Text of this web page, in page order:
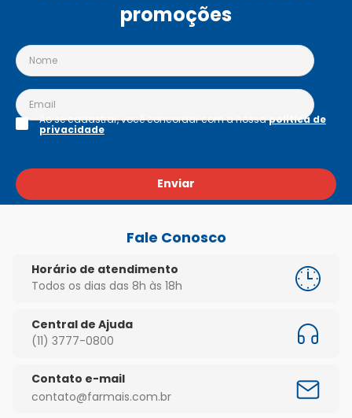
promoções
Enviar
Ao se cadastrar, você concordar com a nossapolítica de
privacidade
Fale Conosco
Horário de atendimento
Todos os dias das 8h às 18h
Central de Ajuda
(11) 3777-0800
Contato e-mail
contato@farmais.com.br